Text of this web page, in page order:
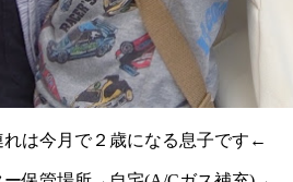
は今月で２歳になる息子です←